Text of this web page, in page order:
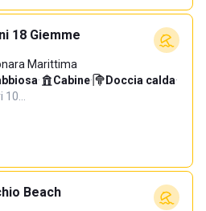
18 Giemme
Marittima
· Cabine· Doccia calda·
10…
Beach